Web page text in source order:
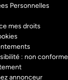
Personnelles
mes droits
: non conforme
annonceur